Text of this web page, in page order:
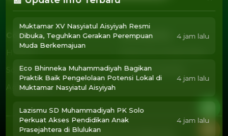
Company
Sosok
Sosok
Agendamu
Tentang Kita
Susunan Redaksi
Susunan Redaksi
2025 Copyright @
Muktamar XV Nasyiatul Aisyiyah Resmi
Dibuka, Teguhkan Gerakan Perempuan
Muda Berkemajuan
4 jam lalu
Eco Bhinneka Muhammadiyah Bagikan
Praktik Baik Pengelolaan Potensi Lokal di
Muktamar Nasyiatul Aisyiyah
4 jam lalu
Lazismu SD Muhammadiyah PK Solo
Perkuat Akses Pendidikan Anak
Prasejahtera di Blulukan
4 jam lalu